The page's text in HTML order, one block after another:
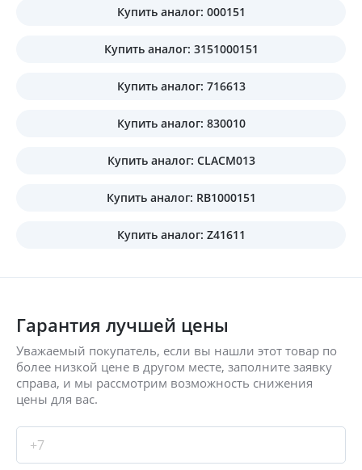
Купить аналог: 000151
Купить аналог: 3151000151
Купить аналог: 716613
Купить аналог: 830010
Купить аналог: CLACM013
Купить аналог: RB1000151
Купить аналог: Z41611
Гарантия лучшей цены
Уважаемый покупатель, если вы нашли этот товар по
более низкой цене в другом месте, заполните заявку
справа, и мы рассмотрим возможность снижения
цены для вас.